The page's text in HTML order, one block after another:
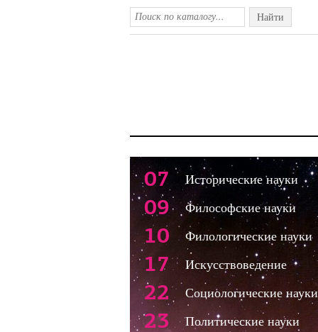
Найти
07 Исторические науки
09 Философские науки
10 Филологические науки
17 Искусствоведение
22 Социологические науки
23 Политические науки